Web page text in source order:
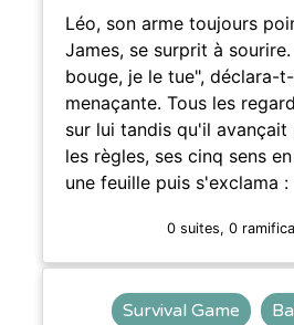
Léo, son arme toujours
James, se surprit à
bouge, je le tue", déclara-
menaçante. Tous les
sur lui tandis qu'il
les règles, ses cinq sens
une feuille puis s'exclama
0 suites, 0
Survival Game